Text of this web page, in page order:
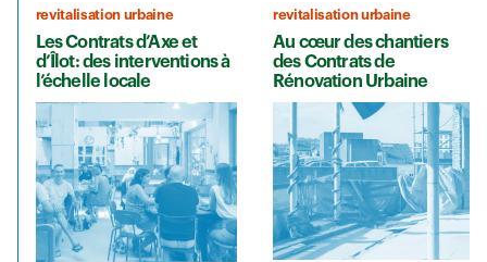
revitalisation urbaine
Les Contrats d’Axe et
d’Îlot: des interventions à
l’échelle locale
revitalisation urbaine
Au cœur des chantiers
des Contrats de
Rénovation Urbaine